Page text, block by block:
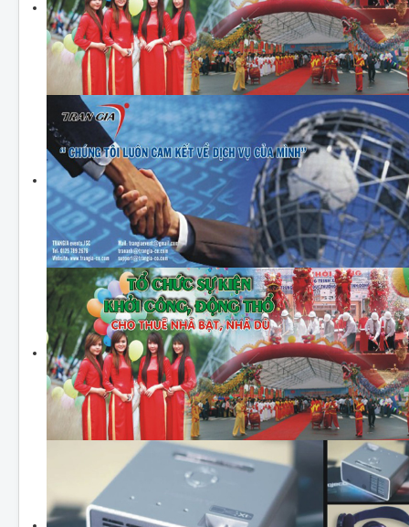
THIẾT KẾ
THI CÔNG - LẮP ĐẶT THIẾT BỊ